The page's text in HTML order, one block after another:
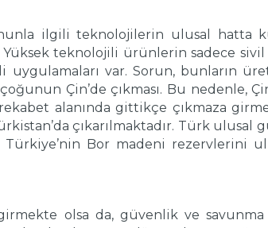
ilgili teknolojilerin ulusal hatta
Yüksek teknolojili ürünlerin sadece
var. Sorun, bunların
Çin’de çıkması. Bu nedenle,
alanında gittikçe çıkmaza
çıkarılmaktadır. Türk ulusal
Bor madeni rezervlerini
olsa da, güvenlik ve